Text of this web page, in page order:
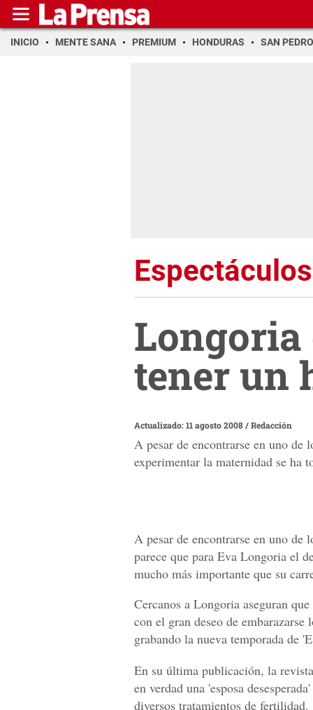
INICIO MENTE SANA PREMIUM HONDURAS SAN PEDRO
Espectáculos
Longoria
tener un
Actualizado: 11 agosto 2008/Redacción
A pesar de encontrarse en uno de
experimentar la maternidad se ha
A pesar de encontrarse en uno de
parece que para Eva Longoria el
mucho más importante que su
Cercanos a Longoria aseguran
con el gran deseo de
grabando la nueva temporada de
En su última publicación, la
en verdad una 'esposa
diversos tratamientos de fertilidad.